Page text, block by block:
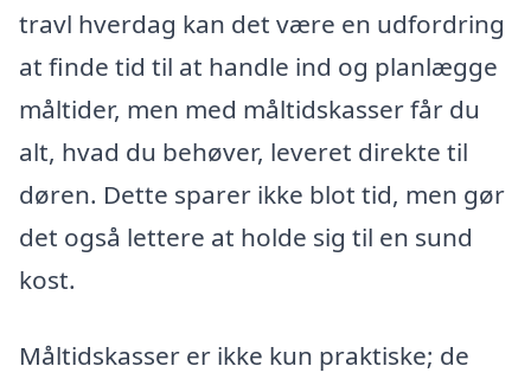
travl hverdag kan det være en udfordring
at finde tid til at handle ind og planlægge
måltider, men med måltidskasser får du
alt, hvad du behøver, leveret direkte til
døren. Dette sparer ikke blot tid, men gør
det også lettere at holde sig til en sund
kost.
Måltidskasser er ikke kun praktiske; de